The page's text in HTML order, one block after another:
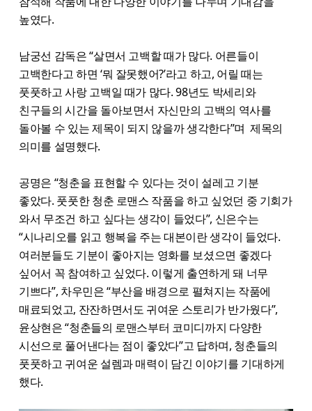
높였다.
남궁선 감독은 “살면서 고백할 때가 많다. 어른들이
고백한다고 하면 ‘뭐 잘못했어?’라고 하고, 어릴 때는
풋풋하고 사랑 고백일 때가 많다. 98년도 박세리와
친구들의 시간을 돌아보면서 자신만의 고백의 역사를
돌아볼 수 있는 제목이 되지 않을까 생각한다”며 제목의
의미를 설명했다.
공명은 “청춘을 표현할 수 있다는 것이 설레고 기분
좋았다. 풋풋한 청춘 로맨스 작품을 하고 싶었던 중 기회가
와서 무조건 하고 싶다는 생각이 들었다”, 신은수는
“시나리오를 읽고 행복을 주는 대본이란 생각이 들었다.
여러분들도 기분이 좋아지는 영화를 보셨으면 좋겠다
싶어서 꼭 참여하고 싶었다. 이렇게 출연하게 돼 너무
기쁘다”, 차우민은 “부산을 배경으로 펼쳐지는 작품에
매료되었고, 잔잔하면서도 귀여운 스토리가 반가웠다”​,
윤상현은 “청춘들의 로맨스부터 코미디까지 다양한
시선으로 풀어낸다는 점이 좋았다”고 답하며, 청춘들의
풋풋하고 귀여운 설렘과 매력이 담긴 이야기를 기대하게
했다.